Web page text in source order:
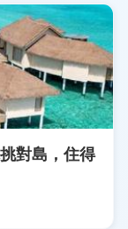
對島，住得